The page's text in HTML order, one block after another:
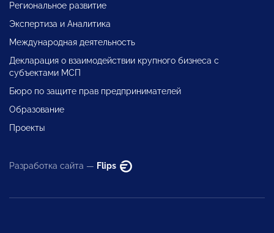
Региональное развитие
Экспертиза и Аналитика
Международная деятельность
Декларация о взаимодействии крупного бизнеса с
субъектами МСП
Бюро по защите прав предпринимателей
Образование
Проекты
Разработка сайта — Flips